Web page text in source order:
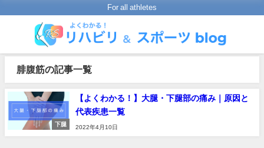
For all athletes
腓腹筋の記事一覧
下腿
【よくわかる！】大腿・下腿部の痛み｜原因と
代表疾患一覧
2022年4月10日